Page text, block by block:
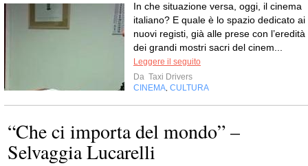
In che situazione versa, oggi, il cinema
italiano? E quale è lo spazio dedicato ai
nuovi registi, già alle prese con l’eredità
dei grandi mostri sacri del cinem...
Leggere il seguito
Da Taxi Drivers
CINEMA CULTURA
“Che ci importa del mondo” –
Selvaggia Lucarelli